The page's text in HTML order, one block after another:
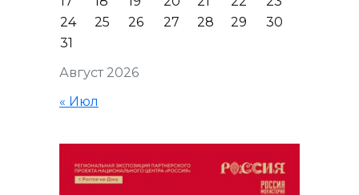
Август 2026
24
25 26 27 28 29
30
31
« Июл